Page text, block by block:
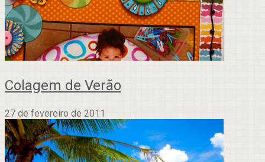
Colagem de Verão
27 de fevereiro de 2011